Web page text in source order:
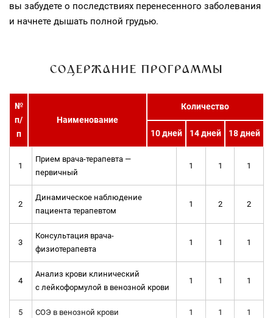
вы забудете о последствиях перенесенного заболевания
и начнете дышать полной грудью.
СОДЕРЖАНИЕ ПРОГРАММЫ
№
п/
п
Наименование
Количество
10 дней 14 дней 18 дней
1
Прием врача-терапевта —
первичный
1 1 1
2
Динамическое наблюдение
пациента терапевтом
1 2 2
3
Консультация врача-
физиотерапевта
1 1 1
4
Анализ крови клинический
с лейкоформулой в венозной крови
1 1 1
5 СОЭ в венозной крови 1 1 1